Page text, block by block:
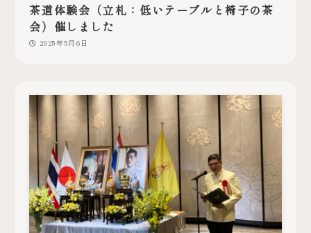
茶道体験会（立札：低いテーブルと椅子の茶
会）催しました
2025年5月6日